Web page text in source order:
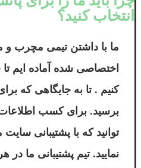
انتخاب کنید؟
ما با داشتن تیمی مچرب و
اختصاصی شده آماده ایم تا
کنیم . تا به جایگاهی که
برسید. برای کسب
توانید که با پشتیبانی
نمایید. تیم پشتیبانی ما